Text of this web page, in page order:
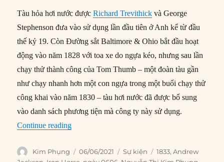
Tàu hỏa hơi nước đượcRichard Trevithick và George
Stephenson đưa vào sử dụng lần đầu tiên ở Anh kể từ đầu
thế kỷ 19. Còn Đường sắt Baltimore & Ohio bắt đầu hoạt
động vào năm 1828 với toa xe do ngựa kéo, nhưng sau lần
chạy thử thành công của Tom Thumb – một đoàn tàu gần
như chạy nhanh hơn một con ngựa trong một buổi chạy thử
công khai vào năm 1830 – tàu hơi nước đã được bổ sung
vào danh sách phương tiện mà công ty này sử dụng.
Continue reading“06/06/1833: Tổng thống Jackson cưỡi “Ngựa
Author
Kim Phụng
Posted
06/06/2021 Categories
Sự kiện Tags
1833,Andrew